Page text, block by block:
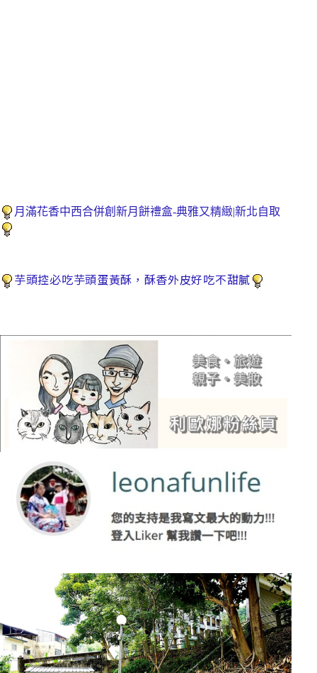
月滿花香中西合併創新月餅禮盒-典雅又精緻|新北自取
芋頭控必吃芋頭蛋黃酥，酥香外皮好吃不甜膩